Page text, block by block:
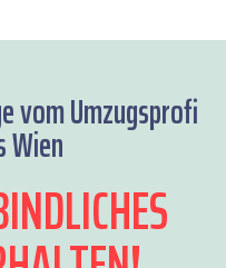
vom Umzugsprofi
Wien